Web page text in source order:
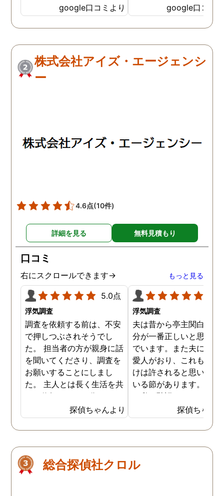
す。はじめからこちらにす
ればよかったです😢 …
google口コミより google口コミ
株式会社アイズ・エージェンシ
ー
4.6点(10件)
詳細を見る 無料見積もり
口コミ
右にスクロールできます→ もっと見る
5.0点
浮気調査
調査を依頼する前は、不安
で押しつぶされそうでし
た。 担当者の方が親身に話
を聞いてくださり、調査を
お願いすることにしまし
た。 主人とは長く生活を共
にし信頼していた分、とて
も悔しい結果となってしま
い残念です。 子ども達の
為、私自身の為にも結果を
決断しました。 私一人では
解決できなかったので、協
探偵ちゃんより
浮気調査
夫は昔から亭主関白で、
分が一番正しいと思い込
でいます。また夫には長
愛人がおり、これも自分
けは許されると思い込ん
いる節があります。もち
ん私が黙認しているだけ
で、良しとしているわけ
はありません。しかし最
では私にも知恵がつき、
した。定期的に探偵にも
頼をしており、これで夫
探偵ちゃん
総合探偵社クロル